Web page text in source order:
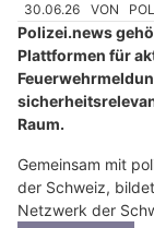
30.06.26 VON
Polizei.news
Plattformen für
Raum.
Gemeinsam mit
der Schweiz,
Netzwerk der